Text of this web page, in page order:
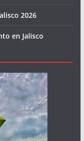
2026
en Jalisco